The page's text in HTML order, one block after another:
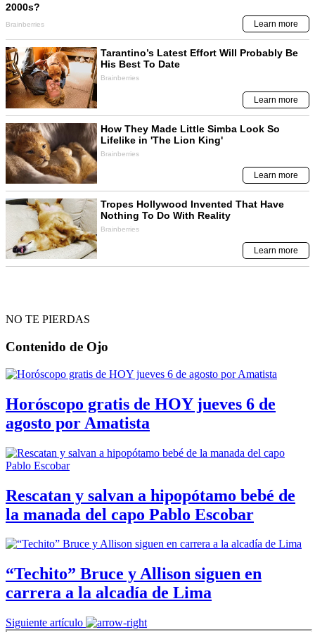
NO TE PIERDAS
Contenido de Ojo
Horóscopo gratis de HOY jueves 6 de
agosto por Amatista
Rescatan y salvan a hipopótamo bebé de
la manada del capo Pablo Escobar
“Techito” Bruce y Allison siguen en
carrera a la alcadía de Lima
Siguiente artículo